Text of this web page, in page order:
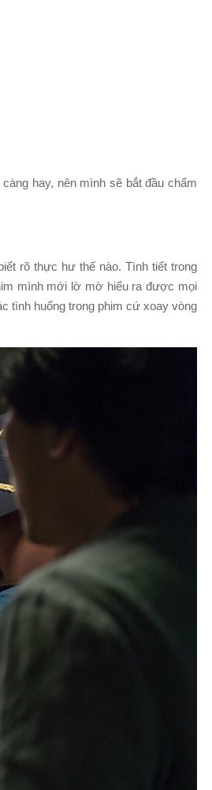
hay, nên mình sẽ bắt đầu chấm
rõ thực hư thế nào. Tình tiết trong
mình mới lờ mờ hiểu ra được mọi
tình huống trong phim cứ xoay vòng